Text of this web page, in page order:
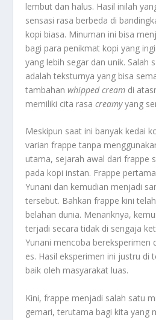
lembut dan halus. Hasil inilah
sensasi rasa berbeda di
kopi biasa. Minuman ini bisa
bagi para penikmat kopi yang
yang lebih segar dan unik. Salah
adalah teksturnya yang bisa
tambahanwhipped cream di
memiliki cita rasacreamyyang
Meskipun saat ini banyak kedai
varian frappe tanpa
utama, sejarah awal dari frappe
pada kopi instan. Frappe
Yunani dan kemudian menjadi
tersebut. Bahkan frappe kini
belahan dunia. Menariknya,
terjadi secara tidak di sengaja
Yunani mencoba bereksperimen
es. Hasil eksperimen ini justru di
baik oleh masyarakat luas.
Kini, frappe menjadi salah satu
gemari, terutama bagi kita yang